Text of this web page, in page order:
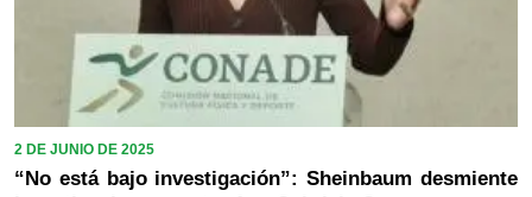
2 DE JUNIO DE 2025
“No está bajo investigación”: Sheinbaum desmiente